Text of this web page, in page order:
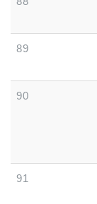
89
90
91